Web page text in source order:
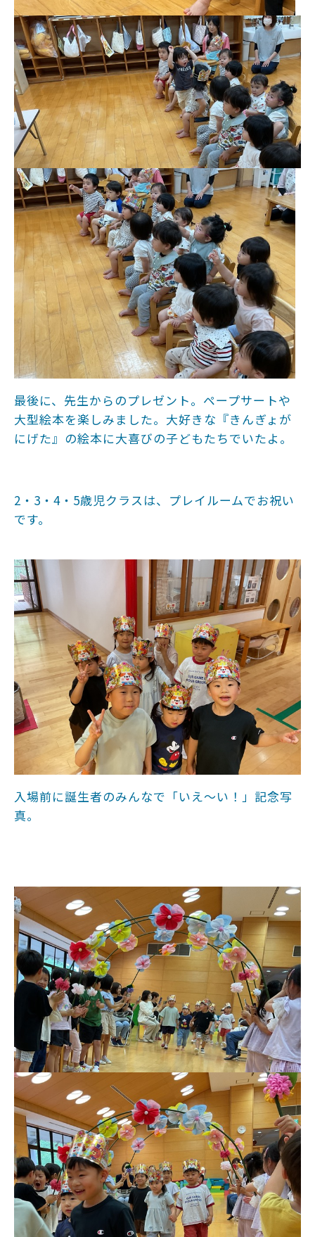
最後に、先生からのプレゼント。ペープサートや
大型絵本を楽しみました。大好きな『きんぎょが
にげた』の絵本に大喜びの子どもたちでいたよ。
2・3・4・5歳児クラスは、プレイルームでお祝い
です。
入場前に誕生者のみんなで「いえ～い！」記念写
真。